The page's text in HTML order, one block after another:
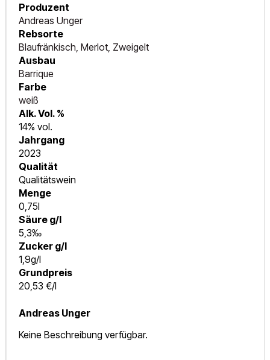
Produzent
Andreas Unger
Rebsorte
Blaufränkisch, Merlot, Zweigelt
Ausbau
Barrique
Farbe
weiß
Alk. Vol. %
14% vol.
Jahrgang
2023
Qualität
Qualitätswein
Menge
0,75l
Säure g/l
5,3‰
Zucker g/l
1,9g/l
Grundpreis
20,53 €/l
Andreas Unger
Keine Beschreibung verfügbar.